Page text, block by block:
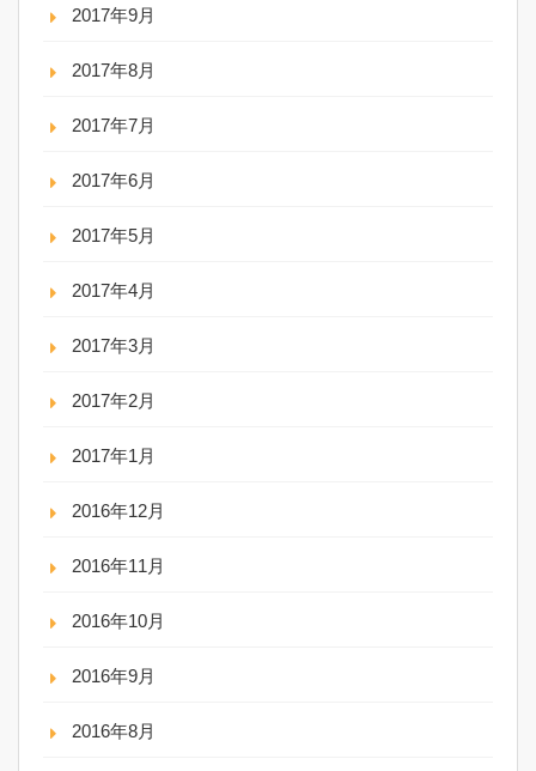
2017年9月
2017年8月
2017年7月
2017年6月
2017年5月
2017年4月
2017年3月
2017年2月
2017年1月
2016年12月
2016年11月
2016年10月
2016年9月
2016年8月